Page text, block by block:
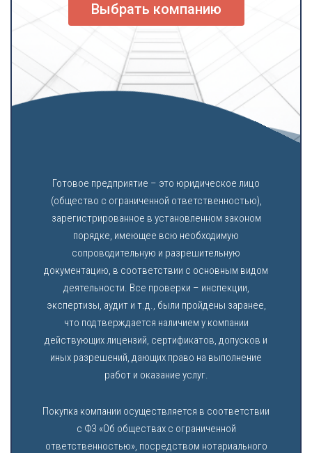
Выбрать компанию
Готовое предприятие – это юридическое лицо
(общество с ограниченной ответственностью),
зарегистрированное в установленном законом
порядке, имеющее всю необходимую
сопроводительную и разрешительную
документацию, в соответствии с основным видом
деятельности. Все проверки – инспекции,
экспертизы, аудит и т.д., были пройдены заранее,
что подтверждается наличием у компании
действующих лицензий, сертификатов, допусков и
иных разрешений, дающих право на выполнение
работ и оказание услуг.
Покупка компании осуществляется в соответствии
с ФЗ «Об обществах с ограниченной
ответственностью», посредством нотариального